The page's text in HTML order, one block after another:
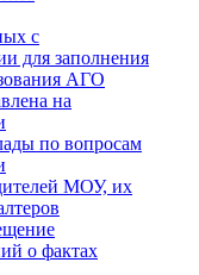
с
для заполнения
АГО
на
по вопросам
МОУ, их
о фактах